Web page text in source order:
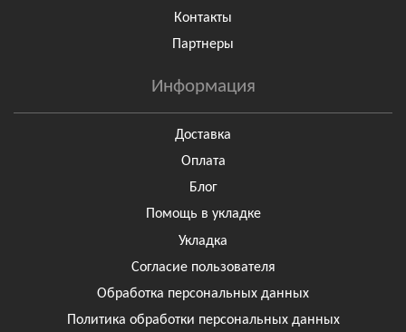
Контакты
Партнеры
Информация
Доставка
Оплата
Блог
Помощь в укладке
Укладка
Согласие пользователя
Обработка персональных данных
Политика обработки персональных данных